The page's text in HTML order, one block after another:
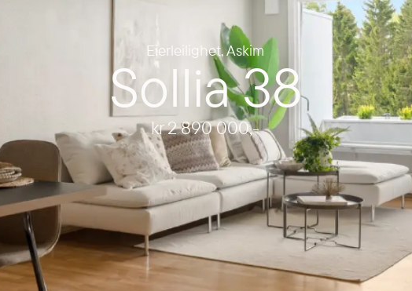
Eierleilighet,Askim
Sollia 38
kr 2 890 000,-